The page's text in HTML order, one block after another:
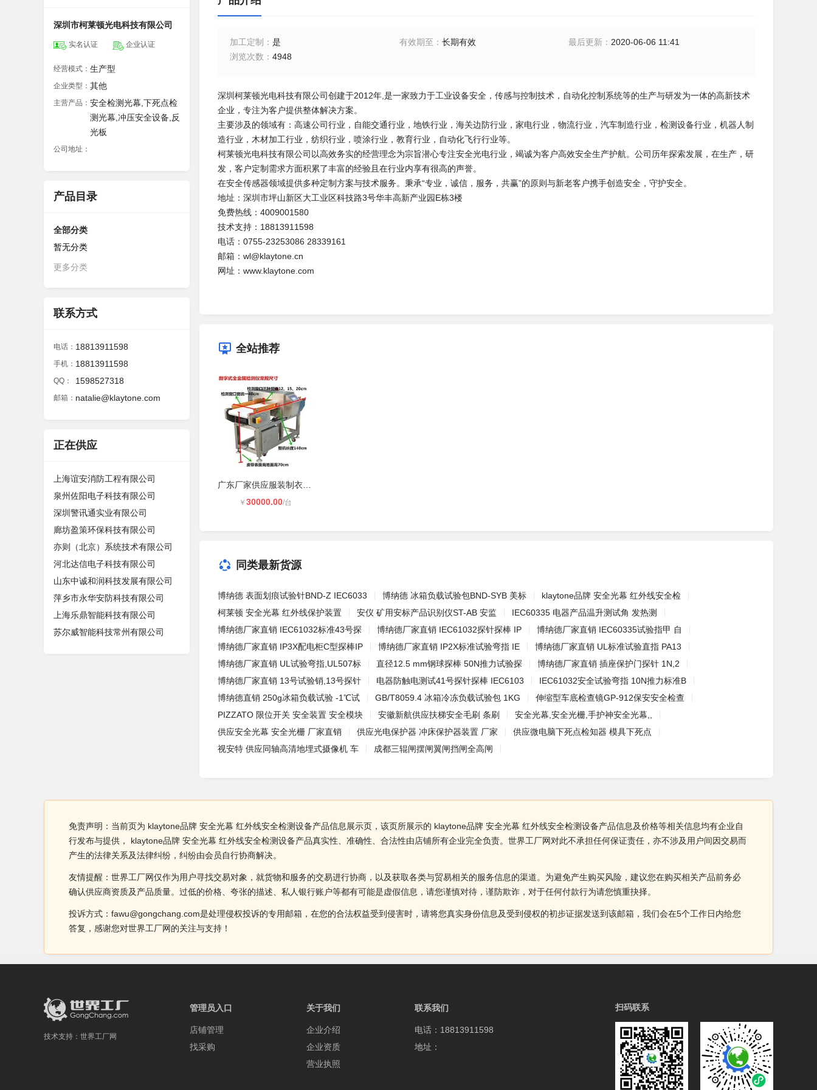
深圳市柯莱顿光电科技有限公司
实名认证 企业认证
经营模式： 生产型
企业类型： 其他
主营产品： 安全检测光幕,下死点检
测光幕,冲压安全设备,反
光板
公司地址：
产品目录
全部分类
暂无分类
更多分类
联系方式
电话： 18813911598
手机： 18813911598
QQ： 1598527318
邮箱： natalie@klaytone.com
正在供应
上海谊安消防工程有限公司
泉州佐阳电子科技有限公司
深圳警讯通实业有限公司
廊坊盈策环保科技有限公司
亦则（北京）系统技术有限公司
河北达信电子科技有限公司
山东中诚和润科技发展有限公司
萍乡市永华安防科技有限公司
上海乐鼎智能科技有限公司
苏尔威智能科技常州有限公司
加工定制 ： 是 有效期至 ： 长期有效 最后更新 ： 2020-06-06 11:41
浏览次数 ： 4948
深圳柯莱顿光电科技有限公司创建于2012年,是一家致力于工业设备安全，传感与控制技术，自动化控制系统等的生产与研发为一体的高新技术
企业，专注为客户提供整体解决方案。
主要涉及的领域有：高速公司行业，自能交通行业，地铁行业，海关边防行业，家电行业，物流行业，汽车制造行业，检测设备行业，机器人制
造行业，木材加工行业，纺织行业，喷涂行业，教育行业，自动化飞行行业等。
柯莱顿光电科技有限公司以高效务实的经营理念为宗旨潜心专注安全光电行业，竭诚为客户高效安全生产护航。公司历年探索发展，在生产，研
发，客户定制需求方面积累了丰富的经验且在行业内享有很高的声誉。
在安全传感器领域提供多种定制方案与技术服务。秉承“专业，诚信，服务，共赢”的原则与新老客户携手创造安全，守护安全。
地址：深圳市坪山新区大工业区科技路3号华丰高新产业园E栋3楼
免费热线：4009001580
技术支持：18813911598
电话：0755-23253086 28339161
邮箱：wl@klaytone.cn
网址：www.klaytone.com
全站推荐
￥ 30000.00/台
同类最新货源
博纳德 表面划痕试验针BND-Z IEC6033 博纳德 冰箱负载试验包BND-SYB 美标
klaytone品牌 安全光幕 红外线安全检
柯莱顿 安全光幕 红外线保护装置
安仪 矿用安标产品识别仪ST-AB 安监
IEC60335 电器产品温升测试角 发热测
博纳德厂家直销 IEC61032标准43号探
博纳德厂家直销 IEC61032探针探棒 IP
博纳德厂家直销 IEC60335试验指甲 自
博纳德厂家直销 IP3X配电柜C型探棒IP
博纳德厂家直销 IP2X标准试验弯指 IE
博纳德厂家直销 UL标准试验直指 PA13
博纳德厂家直销 UL试验弯指,UL507标
直径12.5 mm钢球探棒 50N推力试验探
博纳德厂家直销 插座保护门探针 1N,2
博纳德厂家直销 13号试验销,13号探针
电器防触电测试41号探针探棒 IEC6103
IEC61032安全试验弯指 10N推力标准B
博纳德直销 250g冰箱负载试验 -1℃试
GB/T8059.4 冰箱冷冻负载试验包 1KG
伸缩型车底检查镜GP-912保安安全检查
PIZZATO 限位开关 安全装置 安全模块
安徽新航供应扶梯安全毛刷 条刷
安全光幕,安全光栅,手护神安全光幕,,
供应安全光幕 安全光栅 厂家直销
供应光电保护器 冲床保护器装置 厂家
供应微电脑下死点检知器 模具下死点
视安特 供应同轴高清地埋式摄像机 车
成都三辊闸摆闸翼闸挡闸全高闸
免责声明：当前页为 klaytone品牌 安全光幕 红外线安全检测设备产品信息展示页，该页所展示的 klaytone品牌 安全光幕 红外线安全检测设备产品信息及价格等相关信息均有企业自
行发布与提供， klaytone品牌 安全光幕 红外线安全检测设备产品真实性、准确性、合法性由店铺所有企业完全负责。世界工厂网对此不承担任何保证责任，亦不涉及用户间因交易而
产生的法律关系及法律纠纷，纠纷由会员自行协商解决。
友情提醒：世界工厂网仅作为用户寻找交易对象，就货物和服务的交易进行协商，以及获取各类与贸易相关的服务信息的渠道。为避免产生购买风险，建议您在购买相关产品前务必
确认供应商资质及产品质量。过低的价格、夸张的描述、私人银行账户等都有可能是虚假信息，请您谨慎对待，谨防欺诈，对于任何付款行为请您慎重抉择。
投诉方式：fawu@gongchang.com是处理侵权投诉的专用邮箱，在您的合法权益受到侵害时，请将您真实身份信息及受到侵权的初步证据发送到该邮箱，我们会在5个工作日内给您
答复，感谢您对世界工厂网的关注与支持！
技术支持： 世界工厂网
管理员入口
店铺管理
找采购
关于我们
企业介绍
企业资质
营业执照
联系我们
电话：18813911598
地址：
扫码联系